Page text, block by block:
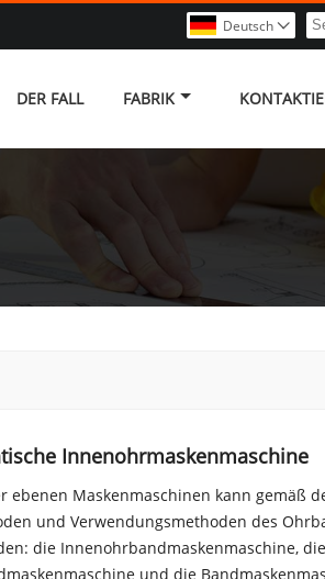
Deutsch 
DER FALL FABRIK
Innenohrmaskenmaschine
ebenen Maskenmaschinen kann gemäß
und Verwendungsmethoden des
die Innenohrbandmaskenmaschine, die
und die